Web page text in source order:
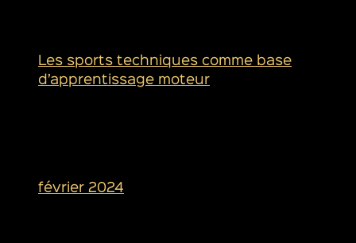
Les sports techniques comme base
d’apprentissage moteur
février 2024